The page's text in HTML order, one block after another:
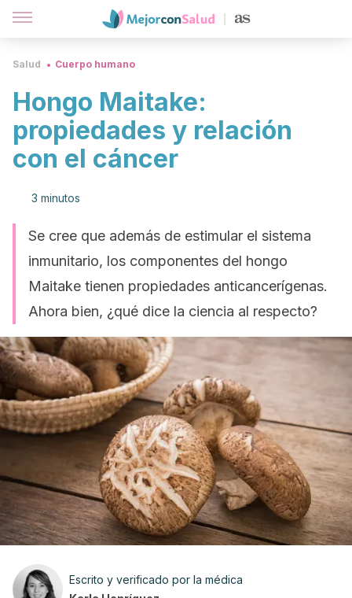
Salud Cuerpo humano
Hongo Maitake:
propiedades y relación
con el cáncer
3 minutos
Se cree que además de estimular el sistema
inmunitario, los componentes del hongo
Maitake tienen propiedades anticancerígenas.
Ahora bien, ¿qué dice la ciencia al respecto?
Escrito y verificado por la médica